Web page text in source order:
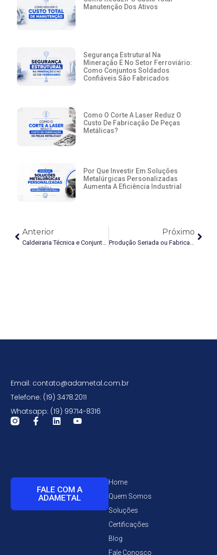
Manutenção Dos Ativos
Segurança Estrutural Na
Mineração E No Setor Ferroviário:
Como Conjuntos Soldados
Confiáveis São Fabricados
Como O Corte A Laser Reduz O
Custo De Fabricação De Peças
Metálicas?
Por Que Investir Em Soluções
Metalúrgicas Personalizadas
Aumenta A Eficiência Industrial
Anterior Próximo
Home
Quem Somos
Soluções
Certificações
Blog
Fale Conosco
Email: contato@adametal.com.br
Telefone: (19) 3478.2011
Whatsapp: (19) 99714-8316
FALE COM A
ADAMETAL